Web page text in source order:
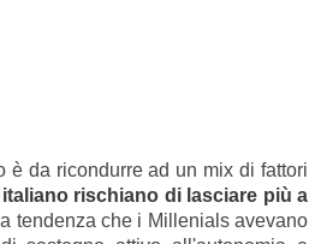
è da ricondurre ad un mix di fattori
rischiano di lasciare più a
tendenza che i Millenials avevano